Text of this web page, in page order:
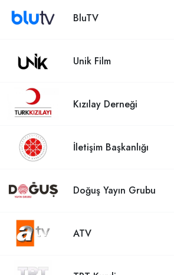
BluTV
Unik Film
Kızılay Derneği
İletişim Başkanlığı
Doğuş Yayın Grubu
ATV